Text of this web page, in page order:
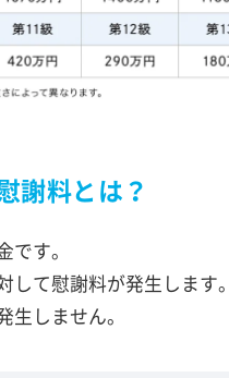
謝料とは？
です。
して慰謝料が発生します。
生しません。